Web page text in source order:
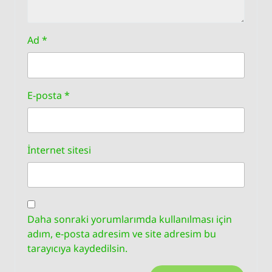
Ad *
E-posta *
İnternet sitesi
Daha sonraki yorumlarımda kullanılması için
adım, e-posta adresim ve site adresim bu
tarayıcıya kaydedilsin.